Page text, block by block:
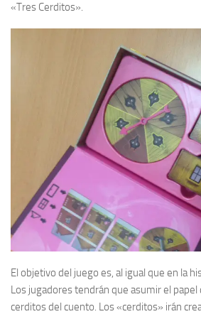
«Tres Cerditos».
El objetivo del juego es, al igual que en la
Los jugadores tendrán que asumir el
cerditos del cuento. Los «cerditos» irán